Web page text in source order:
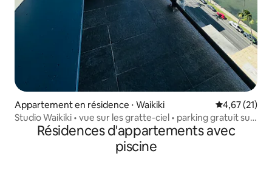
Appartement en résidence ⋅ Waikiki Évaluation
4,67 (21)
Studio Waikiki • vue sur les gratte-ciel • parking gratuit sur
Résidences d'appartements avec
piscine